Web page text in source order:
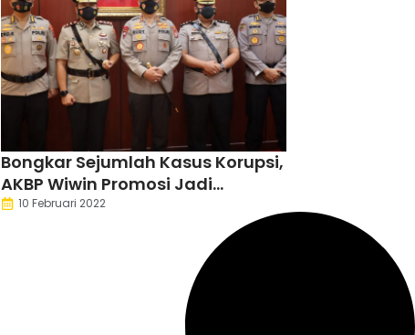
Bongkar Sejumlah Kasus Korupsi,
AKBP Wiwin Promosi Jadi
Kapolres Lebak
10 Februari 2022